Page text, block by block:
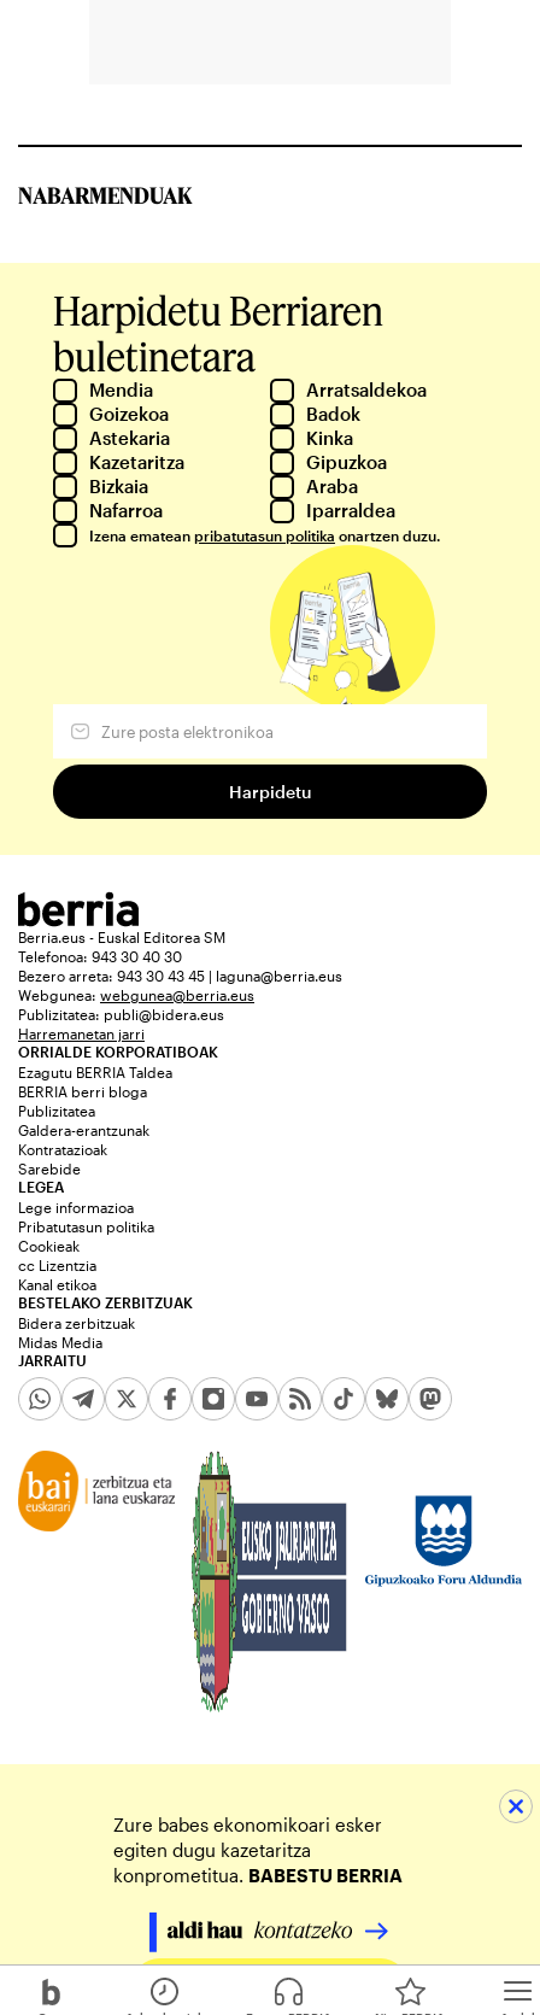
NABARMENDUAK
Harpidetu Berriaren
buletinetara
Mendia
Arratsaldekoa
Goizekoa
Badok
Astekaria
Kinka
Kazetaritza
Gipuzkoa
Bizkaia
Araba
Nafarroa
Iparraldea
Izena ematean pribatutasun politika onartzen duzu.
Berria.eus - Euskal Editorea SM
Telefonoa: 943 30 40 30
Bezero arreta: 943 30 43 45 | laguna@berria.eus
Webgunea: webgunea@berria.eus
Publizitatea: publi@bidera.eus
Harremanetan jarri
ORRIALDE KORPORATIBOAK
Ezagutu BERRIA Taldea
BERRIA berri bloga
Publizitatea
Galdera-erantzunak
Kontratazioak
Sarebide
JARRAITU
LEGEA
Lege informazioa
Pribatutasun politika
Cookieak
cc Lizentzia
Kanal etikoa
BESTELAKO ZERBITZUAK
Bidera zerbitzuak
Midas Media
Zure babes ekonomikoari esker
egiten dugu kazetaritza
konprometitua. BABESTU BERRIA
Egin zure ekarpena